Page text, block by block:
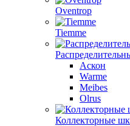
Oventrop
Tiemme
Аскон
Warme
Meibes
Olrus
Коллекторные